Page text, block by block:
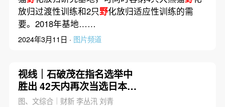
放归过渡性训练和2只野化放归适应性训练的需
要。2018年基地……
2024年3月11日 · 图片频道
视线｜石破茂在指名选举中
胜出 42天内再次当选日本首
相
图、文综合｜财新 李丛汛 刘青